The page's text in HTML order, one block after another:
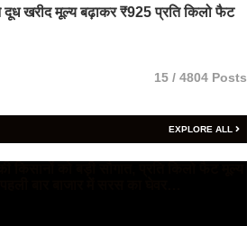
दूध खरीद मूल्य बढ़ाकर ₹925 प्रति किलो फैट
15 / 4804 Posts
EXPLORE ALL